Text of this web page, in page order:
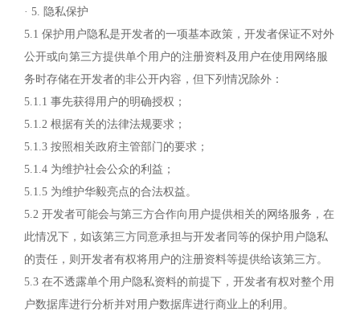
· 5. 隐私保护
5.1 保护用户隐私是开发者的一项基本政策，开发者保证不对外
公开或向第三方提供单个用户的注册资料及用户在使用网络服
务时存储在开发者的非公开内容，但下列情况除外：
5.1.1 事先获得用户的明确授权；
5.1.2 根据有关的法律法规要求；
5.1.3 按照相关政府主管部门的要求；
5.1.4 为维护社会公众的利益；
5.1.5 为维护华毅亮点的合法权益。
5.2 开发者可能会与第三方合作向用户提供相关的网络服务，在
此情况下，如该第三方同意承担与开发者同等的保护用户隐私
的责任，则开发者有权将用户的注册资料等提供给该第三方。
5.3 在不透露单个用户隐私资料的前提下，开发者有权对整个用
户数据库进行分析并对用户数据库进行商业上的利用。